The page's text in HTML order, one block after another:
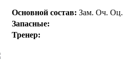
Основной состав: Зам. Оч. Оц.
Запасные:
Тренер: